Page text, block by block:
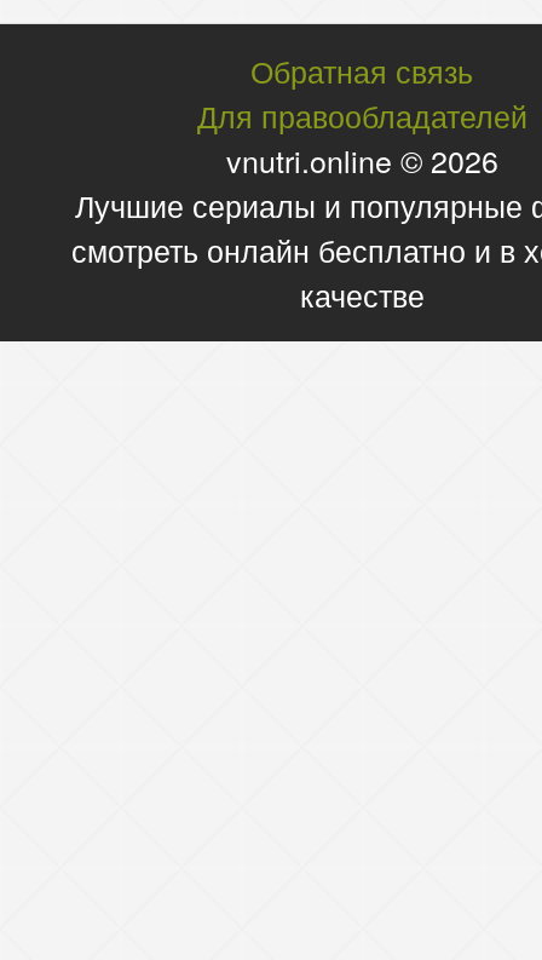
Обратная связь
Для правообладателей
vnutri.online © 2026
Лучшие сериалы и
смотреть онлайн бесплатно и в
качестве